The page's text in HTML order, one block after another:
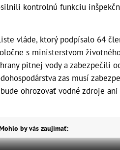
kontrolnú funkciu
vláde, ktorý podpísalo 64
s ministerstvom
pitnej vody a zabezpečili
zas musí
ohrozovať vodné zdroje ani
by vás zaujímať: